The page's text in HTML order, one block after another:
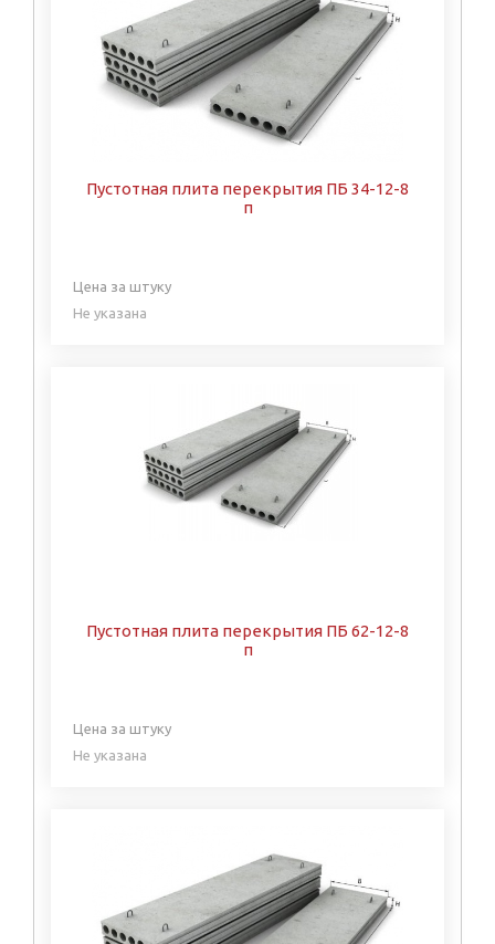
Пустотная плита перекрытия ПБ 34-12-8
п
Цена за штуку
Не указана
Пустотная плита перекрытия ПБ 62-12-8
п
Цена за штуку
Не указана